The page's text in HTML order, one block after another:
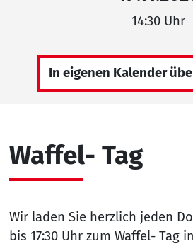
Waffel- Tag
Wir laden Sie herzlich jeden
bis 17:30 Uhr zum Waffel- Tag
14:30 Uhr
In eigenen Kalender